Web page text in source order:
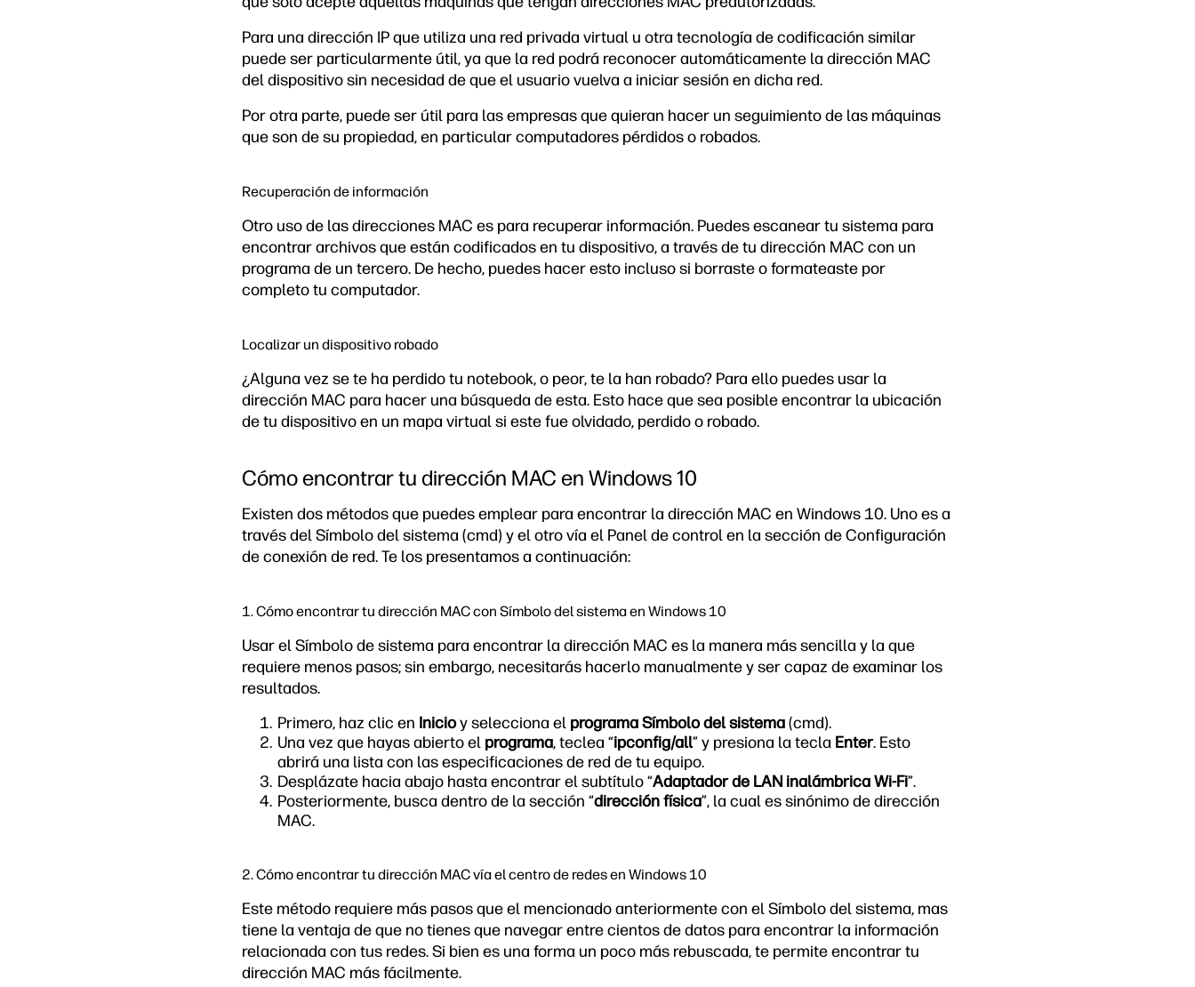
Para una dirección IP que utiliza una red privada virtual u otra tecnología de codificación similar
puede ser particularmente útil, ya que la red podrá reconocer automáticamente la dirección MAC
del dispositivo sin necesidad de que el usuario vuelva a iniciar sesión en dicha red.
Por otra parte, puede ser útil para las empresas que quieran hacer un seguimiento de las máquinas
que son de su propiedad, en particular computadores pérdidos o robados.
Recuperación de información
Otro uso de las direcciones MAC es para recuperar información. Puedes escanear tu sistema para
encontrar archivos que están codificados en tu dispositivo, a través de tu dirección MAC con un
programa de un tercero. De hecho, puedes hacer esto incluso si borraste o formateaste por
completo tu computador.
Localizar un dispositivo robado
¿Alguna vez se te ha perdido tu notebook, o peor, te la han robado? Para ello puedes usar la
dirección MAC para hacer una búsqueda de esta. Esto hace que sea posible encontrar la ubicación
de tu dispositivo en un mapa virtual si este fue olvidado, perdido o robado.
Cómo encontrar tu dirección MAC en Windows 10
Existen dos métodos que puedes emplear para encontrar la dirección MAC en Windows 10. Uno es a
través del Símbolo del sistema (cmd) y el otro vía el Panel de control en la sección de Configuración
de conexión de red. Te los presentamos a continuación:
1. Cómo encontrar tu dirección MAC con Símbolo del sistema en Windows 10
Usar el Símbolo de sistema para encontrar la dirección MAC es la manera más sencilla y la que
requiere menos pasos; sin embargo, necesitarás hacerlo manualmente y ser capaz de examinar los
resultados.
Primero, haz clic en Inicioy selecciona el programa Símbolo del sistema(cmd).
Una vez que hayas abierto el programa, teclea “ipconfig/all” y presiona la tecla Enter. Esto
abrirá una lista con las especificaciones de red de tu equipo.
Desplázate hacia abajo hasta encontrar el subtítulo “Adaptador de LAN inalámbrica Wi-Fi”.
Posteriormente, busca dentro de la sección “dirección física”, la cual es sinónimo de dirección
MAC.
2. Cómo encontrar tu dirección MAC vía el centro de redes en Windows 10
Este método requiere más pasos que el mencionado anteriormente con el Símbolo del sistema, mas
tiene la ventaja de que no tienes que navegar entre cientos de datos para encontrar la información
relacionada con tus redes. Si bien es una forma un poco más rebuscada, te permite encontrar tu
dirección MAC más fácilmente.